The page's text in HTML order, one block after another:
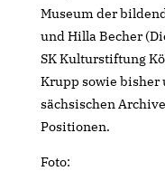
Museum der
und Hilla Becher
SK Kulturstiftung
Krupp sowie bisher
sächsischen
Positionen.
Foto: